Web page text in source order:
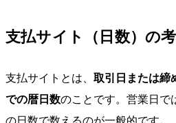
支払サイト（日数）の
支払サイトとは、 取引日または締
での暦日数のことです。営業日で
の日数で数えるのが一般的です。